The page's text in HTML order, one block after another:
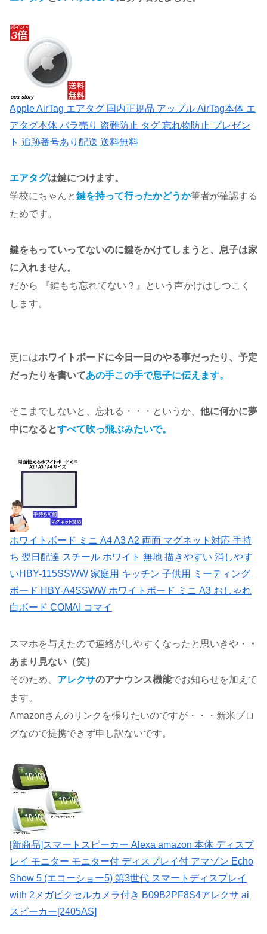
Apple AirTag エアタグ 国内正規品 アップル AirTag本体 エ
アタグ本体 バラ売り 盗難防止 タグ 忘れ物防止 プレゼン
ト 追跡番号あり配送 送料無料
エアタグは鍵につけます。
学校にちゃんと鍵を持って行ったかどうか筆者が確認する
ためです。
鍵をもっていってないのに鍵をかけてしまうと、息子は家
に入れません。
だから 『鍵もち忘れてない？』という声かけはしつこく
します。
更にはホワイトボードに今日一日のやる事だったり、予定
だったりを書いてあの手この手で息子に伝えます。
そこまでしないと、忘れる・・・というか、 他に何かに夢
中になるとすべて吹っ飛ぶみたいで。
ホワイトボード ミニ A4 A3 A2 両面 マグネット対応 手持
ち 翌日配達 スチール ホワイト 無地 描きやすい 消しやす
いHBY-115SSWW 家庭用 キッチン 子供用 ミーティング
ボード HBY-A4SSWW ホワイトボード ミニ A3 おしゃれ
白ボード COMAI コマイ
スマホを与えたので連絡がしやすくなったと思いきや・
・
あまり見ない（笑）
そのため、 アレクサのアナウンス機能でお知らせを加えて
ます。
Amazonさんのリンクを張りたいのですが・・・新米ブロ
グなので提携できず申し訳ないです。
[新商品]スマートスピーカー Alexa amazon 本体 ディスプ
レイ モニター モニター付 ディスプレイ付 アマゾン Echo
Show 5 (エコーショー5) 第3世代 スマートディスプレイ
with 2メガピクセルカメラ付き B09B2PF8S4アレクサ ai
スピーカー[2405AS]